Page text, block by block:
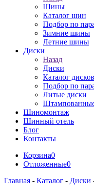
Шины
Каталог шин
Подбор по
Зимние шины
Летние шины
Диски
Назад
Диски
Каталог дисков
Подбор по
Литые диски
Шиномонтаж
Шинный отель
Блог
Контакты
Корзина0
Отложенные0
Главная - Каталог - Диски